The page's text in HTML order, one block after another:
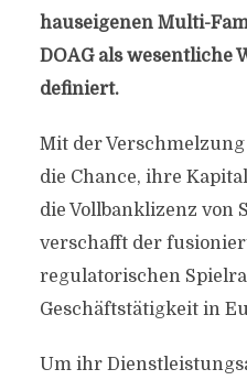
hauseigenen Multi-
DOAG als wesentliche
definiert.
Mit der
die Chance, ihre
die Vollbanklizenz von
verschafft der
regulatorischen
Geschäftstätigkeit in
Um ihr